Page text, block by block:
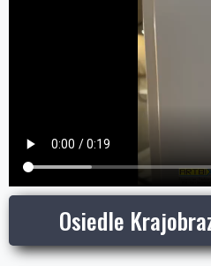
Osiedle